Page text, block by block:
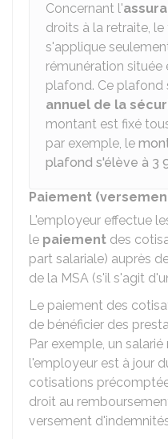
Concernant l'
droits à la retraite,
s'applique
rémunération située
plafond. Ce plafond
annuel de la
montant est fixé
par exemple, le
plafond s'élève à 3
Paiement
L'employeur effectue
le paiement des
part salariale) auprès
de la MSA (s'il s'agit
Le paiement des
de bénéficier des
Par exemple, un
l'employeur est à jour
cotisations
droit au
versement